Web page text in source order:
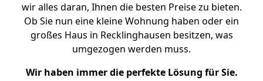
wir alles daran, Ihnen die besten Preise zu bieten.
Ob Sie nun eine kleine Wohnung haben oder ein
großes Haus in Recklinghausen besitzen, was
umgezogen werden muss.
Wir haben immer die perfekte Lösung für Sie.